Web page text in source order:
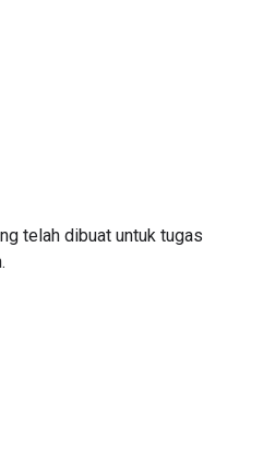
telah dibuat untuk tugas